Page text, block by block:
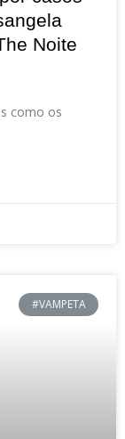
Noite
como os
#VAMPETA